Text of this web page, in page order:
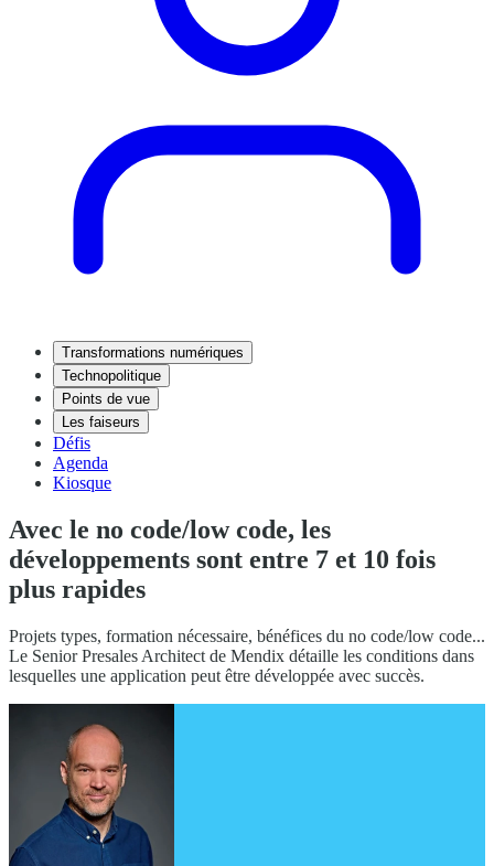
Transformations numériques
Technopolitique
Points de vue
Les faiseurs
Défis
Agenda
Kiosque
Avec le no code/low code, les
développements sont entre 7 et 10 fois
plus rapides
Projets types, formation nécessaire, bénéfices du no code/low code...
Le Senior Presales Architect de Mendix détaille les conditions dans
lesquelles une application peut être développée avec succès.